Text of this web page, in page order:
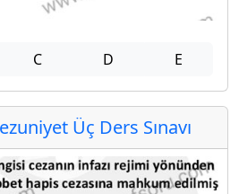
C D E
Üç Ders Sınavı